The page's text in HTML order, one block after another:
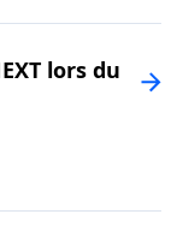
lors du